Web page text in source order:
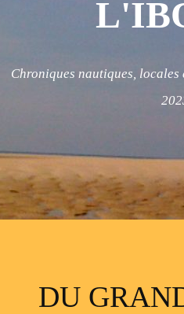
Chroniques nautiques,
DU